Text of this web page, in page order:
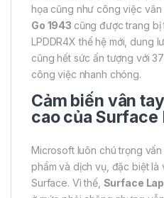
họa cũng như công việc
Go 1943 cũng được trang bị
LPDDR4X thế hệ mới, dung
cũng hết sức ấn tượng với
công việc nhanh chóng.
Cảm biến vân
cao của Surface
Microsoft luôn chú trọng
phẩm và dịch vụ, đặc biệt là
Surface. Vì thế, Surface